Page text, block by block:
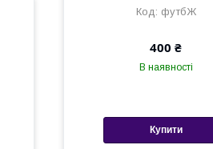
футбЖ
400 ₴
В наявності
Купити